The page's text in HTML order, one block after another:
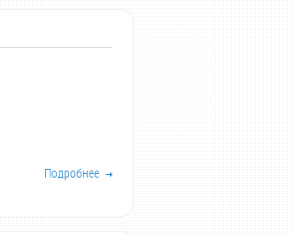
Подробнее